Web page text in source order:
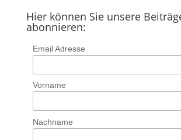
Hier können Sie unsere
abonnieren:
Email Adresse
Vorname
Nachname